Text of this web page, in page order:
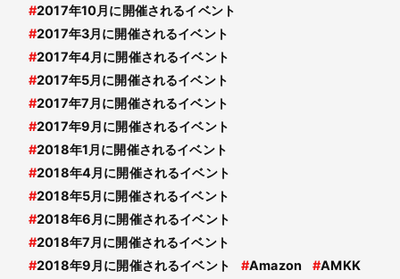
#2017年10月に開催されるイベント
#2017年3月に開催されるイベント
#2017年4月に開催されるイベント
#2017年5月に開催されるイベント
#2017年7月に開催されるイベント
#2017年9月に開催されるイベント
#2018年1月に開催されるイベント
#2018年4月に開催されるイベント
#2018年5月に開催されるイベント
#2018年6月に開催されるイベント
#2018年7月に開催されるイベント
#2018年9月に開催されるイベント #Amazon #AMKK